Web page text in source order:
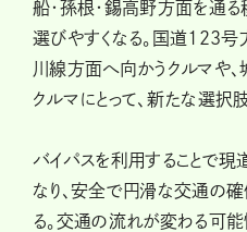
船・孫根・錫高野方面を通る
選びやすくなる。国道123
川線方面へ向かうクルマや
クルマにとって、新たな選択
バイパスを利用することで
なり、安全で円滑な交通の
る。交通の流れが変わる可